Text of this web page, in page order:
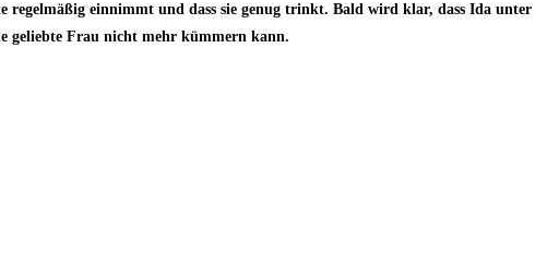
regelmäßig einnimmt und dass sie genug trinkt. Bald wird klar, dass Ida unter
geliebte Frau nicht mehr kümmern kann.